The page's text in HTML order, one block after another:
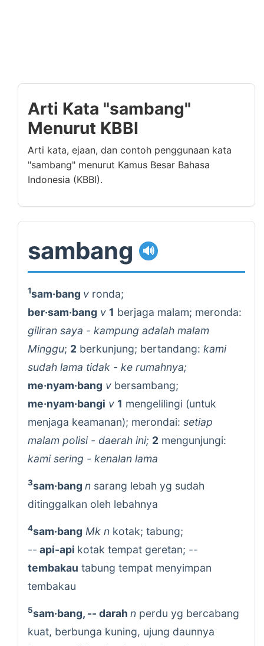
Arti Kata "sambang"
Menurut KBBI
Arti kata, ejaan, dan contoh penggunaan kata
"sambang" menurut Kamus Besar Bahasa
Indonesia (KBBI).
sambang 🔊
1sam·bang v ronda;
ber·sam·bang v 1 berjaga malam; meronda:
giliran saya - kampung adalah malam
Minggu; 2 berkunjung; bertandang: kami
sudah lama tidak - ke rumahnya;
me·nyam·bang v bersambang;
me·nyam·bangi v 1 mengelilingi (untuk
menjaga keamanan); merondai: setiap
malam polisi - daerah ini; 2 mengunjungi:
kami sering - kenalan lama
3sam·bang n sarang lebah yg sudah
ditinggalkan oleh lebahnya
4sam·bang Mk n kotak; tabung;
-- api-api kotak tempat geretan; --
tembakau tabung tempat menyimpan
tembakau
5sam·bang, -- darah n perdu yg bercabang
kuat, berbunga kuning, ujung daunnya